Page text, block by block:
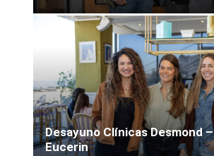
Desayuno Clínicas Desmond –
Eucerin